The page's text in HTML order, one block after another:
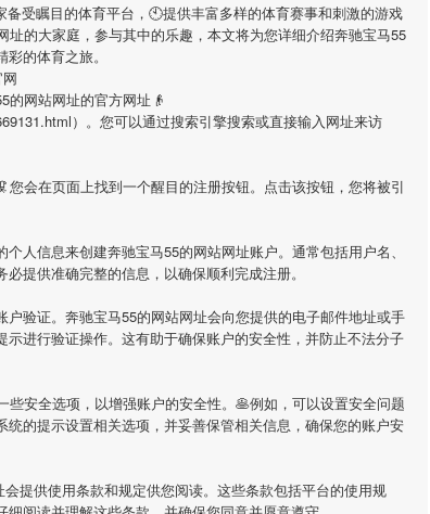
备受瞩目的体育平台，🕙提供丰富多样的体育赛事和刺激的游戏
址的大家庭，参与其中的乐趣，本文将为您详细介绍奔驰宝马55
的体育之旅。
的网站网址的官方网址👴
）。您可以通过搜索引擎搜索或直接输入网址来访
您会在页面上找到一个醒目的注册按钮。点击该按钮，您将被引
个人信息来创建奔驰宝马55的网站网址账户。通常包括用户名、
提供准确完整的信息，以确保顺利完成注册。
验证。 奔驰宝马55的网站网址会向您提供的电子邮件地址或手
进行验证操作。这有助于确保账户的安全性，并防止不法分子
些安全选项，以增强账户的安全性。🥞例如，可以设置安全问题
的提示设置相关选项，并妥善保管相关信息，确保您的账户安
会提供使用条款和规定供您阅读。这些条款包括平台的使用规